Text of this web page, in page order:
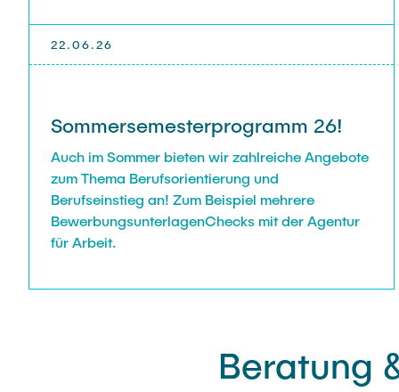
22.06.26
Sommersemesterprogramm 26!
Auch im Sommer bieten wir zahlreiche Angebote
zum Thema Berufsorientierung und
Berufseinstieg an! Zum Beispiel mehrere
BewerbungsunterlagenChecks mit der Agentur
für Arbeit.
Beratung